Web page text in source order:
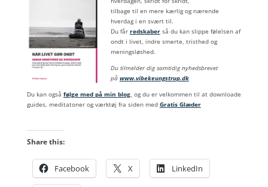
tilbage til en mere kærlig og nærende
hverdag i en svært til.
Du får redskaberså du kan slippe følelsen af
ondt i livet, indre smerte, tristhed og
meningsløshed.
Du tilmelder dig samtidig nyhedsbrevet
på www.vibekeungstrup.dk
Du kan også følge med på min blog, og du er velkommen til at downloade
guides, meditatoner og værktøj fra siden med Gratis Glæder
Share this:
Facebook X LinkedIn